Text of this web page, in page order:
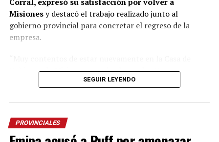
Misionesy destacó el trabajo realizado junto al
gobierno provincial para concretar el regreso de la
empresa.
Gobierno de Misiones con el gobernadorHugo
y el ministro de Turismo
venta de los vuelos que van a conectar Buenos Aires
con Posadas a partir del 1 de noviembre
El directivo explicó que los pasajes ya se encuentran
SEGUIR LEYENDO
PROVINCIALES